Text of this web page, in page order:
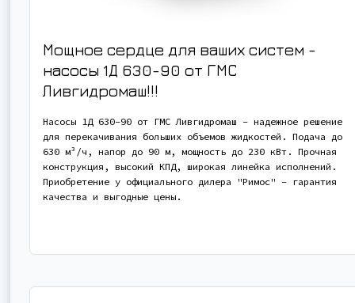
Мощное сердце для ваших систем -
насосы 1Д 630-90 от ГМС
Ливгидромаш!!!
Насосы 1Д 630-90 от ГМС Ливгидромаш - надежное решение
для перекачивания больших объемов жидкостей. Подача до
630 м³/ч, напор до 90 м, мощность до 230 кВт. Прочная
конструкция, высокий КПД, широкая линейка исполнений.
Приобретение у официального дилера "Римос" - гарантия
качества и выгодные цены.